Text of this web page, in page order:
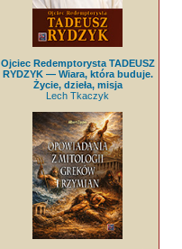
Ojciec Redemptorysta TADEUSZ
RYDZYK — Wiara, która buduje.
Życie, dzieła, misja
Lech Tkaczyk